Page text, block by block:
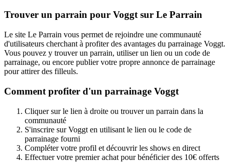
Trouver un parrain pour Voggt sur Le Parrain
Le site Le Parrain vous permet de rejoindre une communauté
d'utilisateurs cherchant à profiter des avantages du parrainage Voggt.
Vous pouvez y trouver un parrain, utiliser un lien ou un code de
parrainage, ou encore publier votre propre annonce de parrainage
pour attirer des filleuls.
Comment profiter d'un parrainage Voggt
Cliquer sur le lien à droite ou trouver un parrain dans la
communauté
S'inscrire sur Voggt en utilisant le lien ou le code de
parrainage fourni
Compléter votre profil et découvrir les shows en direct
Effectuer votre premier achat pour bénéficier des 10€ offerts